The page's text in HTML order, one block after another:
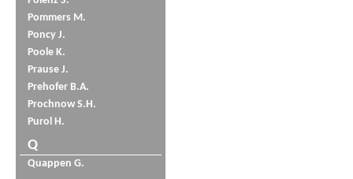
Pommers M.
Poncy J.
Poole K.
Prause J.
Prehofer B.A.
Prochnow S.H.
Purol H.
Q
Quappen G.